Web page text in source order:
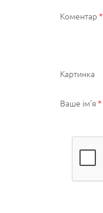
Коментар*
Картинка
Ваше ім'я*